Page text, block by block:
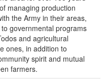
managing production
the Army in their areas,
governmental programs
and agricultural
ones, in addition to
spirit and mutual
farmers.